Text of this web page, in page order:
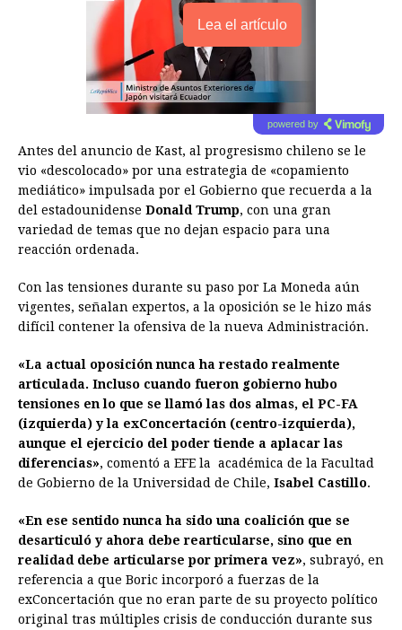
Lea el artículo
powered by
Antes del anuncio de Kast, al progresismo chileno se le
vio «descolocado» por una estrategia de «copamiento
mediático» impulsada por el Gobierno que recuerda a la
del estadounidense Donald Trump, con una gran
variedad de temas que no dejan espacio para una
reacción ordenada.
Con las tensiones durante su paso por La Moneda aún
vigentes, señalan expertos, a la oposición se le hizo más
difícil contener la ofensiva de la nueva Administración.
«La actual oposición nunca ha restado realmente
articulada. Incluso cuando fueron gobierno hubo
tensiones en lo que se llamó las dos almas, el PC-FA
(izquierda) y la exConcertación (centro-izquierda),
aunque el ejercicio del poder tiende a aplacar las
diferencias», comentó a EFE la académica de la Facultad
de Gobierno de la Universidad de Chile, Isabel Castillo.
«En ese sentido nunca ha sido una coalición que se
desarticuló y ahora debe rearticularse, sino que en
realidad debe articularse por primera vez», subrayó, en
referencia a que Boric incorporó a fuerzas de la
exConcertación que no eran parte de su proyecto político
original tras múltiples crisis de conducción durante sus